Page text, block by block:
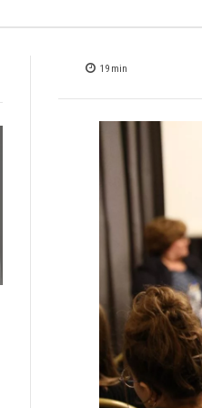
19 min